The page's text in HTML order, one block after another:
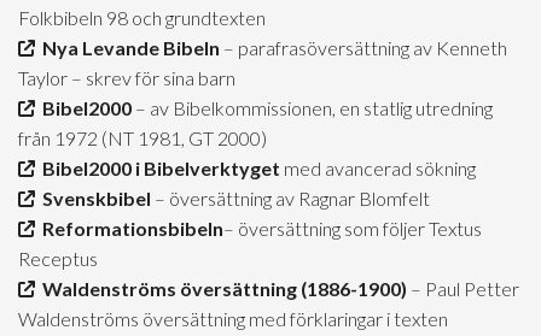
Folkbibeln 98 och grundtexten
Nya Levande Bibeln – parafrasöversättning av Kenneth
Taylor – skrev för sina barn
Bibel2000 – av Bibelkommissionen, en statlig utredning
från 1972 (NT 1981, GT 2000)
Bibel2000 i Bibelverktyget med avancerad sökning
Svenskbibel – översättning av Ragnar Blomfelt
Reformationsbibeln– översättning som följer Textus
Receptus
Waldenströms översättning (1886-1900) – Paul Petter
Waldenströms översättning med förklaringar i texten